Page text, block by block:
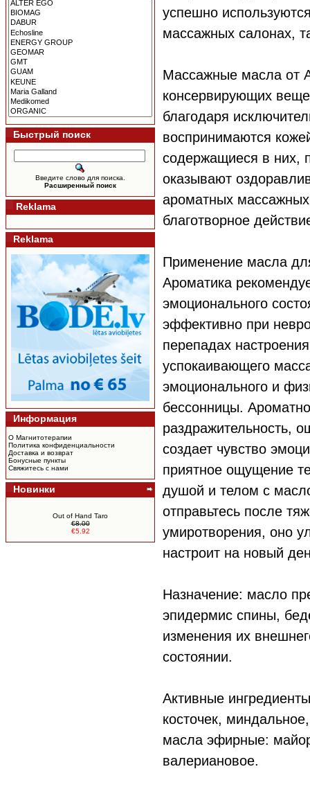
Быстрый поиск
Введите слово для поиска.
Расширенный поиск
Reklama
Reklama
Информация
О Магнитотерапии
Политика конфиденциальности
Доставка и возврат
Бонусные пункты
Свяжитесь с нами
Новинки
Out of Hand Taro
€8.00
€5.92
успешно
массажных салонах,
Массажные масла от
консервирующих
благодаря
воспринимаются
содержащиеся в них,
оказывают
ароматных
благотворное
Применение масла
Ароматика
эмоционального
эффективно при
перепадах
успокаивающего
эмоционального и
бессонницы.
раздражительность,
создает чувство
приятное ощущение
душой и телом с
отправьтесь после
умиротворения, оно
настроит на новый
Назначение: масло
эпидермис спины,
изменения их
состоянии.
Активные
косточек,
масла эфирные:
валериановое.